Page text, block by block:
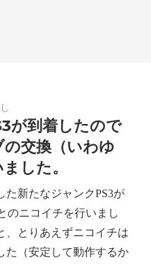
が到着したので
交換（いわゆ
した。
た新たなジャンクPS3が
のニコイチを行いまし
、とりあえずニコイチは
た（安定して動作するか